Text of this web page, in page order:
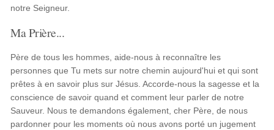
notre Seigneur.
Ma Prière...
Père de tous les hommes, aide-nous à reconnaître les
personnes que Tu mets sur notre chemin aujourd'hui et qui sont
prêtes à en savoir plus sur Jésus. Accorde-nous la sagesse et la
conscience de savoir quand et comment leur parler de notre
Sauveur. Nous te demandons également, cher Père, de nous
pardonner pour les moments où nous avons porté un jugement